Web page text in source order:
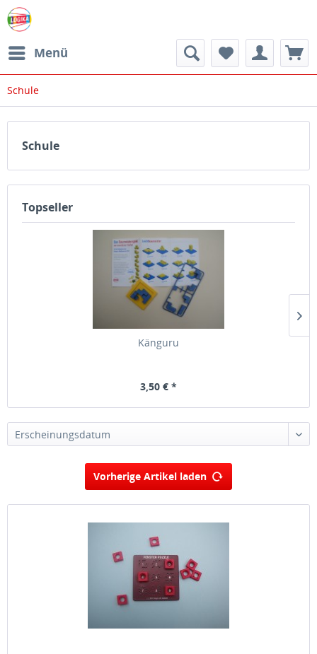
Menü
Schule
Schule
Topseller
Känguru
3,50 € *
Erscheinungsdatum
Vorherige Artikel laden